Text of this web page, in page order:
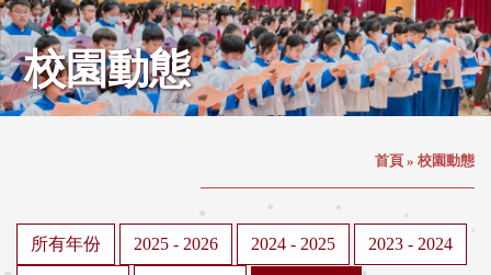
校園動態
首頁 » 校園動態
所有年份 2025 - 2026 2024 - 2025 2023 - 2024